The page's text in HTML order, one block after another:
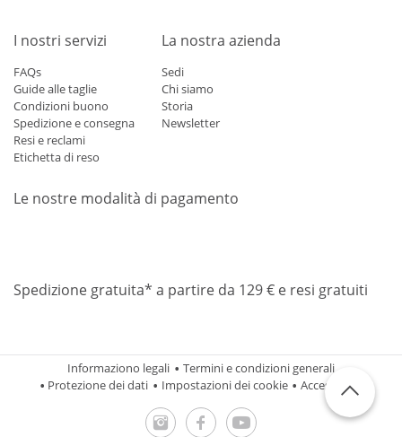
I nostri servizi
FAQs
Guide alle taglie
Condizioni buono
Spedizione e consegna
Resi e reclami
Etichetta di reso
La nostra azienda
Sedi
Chi siamo
Storia
Newsletter
Le nostre modalità di pagamento
Spedizione gratuita* a partire da 129 € e resi gratuiti
Informaziono legali
Termini e condizioni generali
Protezione dei dati
Impostazioni dei cookie Accessibilità